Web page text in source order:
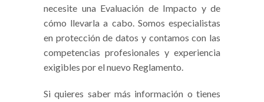
necesite una Evaluación de Impacto y de
cómo llevarla a cabo. Somos especialistas
en protección de datos y contamos con las
competencias profesionales y experiencia
exigibles por el nuevo Reglamento.
Si quieres saber más información o tienes